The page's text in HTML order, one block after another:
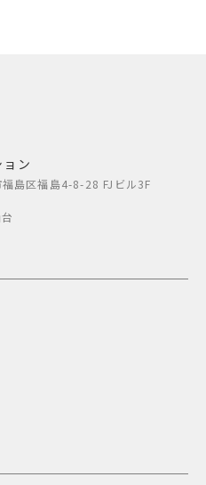
ン
島区福島4-8-28 FJビル3F